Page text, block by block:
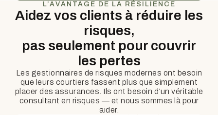
L’AVANTAGE DE LA RÉSILIENCE
Aidez vos clients à réduire les
risques,
pas seulement pour couvrir
les pertes
Les gestionnaires de risques modernes ont besoin
que leurs courtiers fassent plus que simplement
placer des assurances. Ils ont besoin d’un véritable
consultant en risques — et nous sommes là pour
aider.